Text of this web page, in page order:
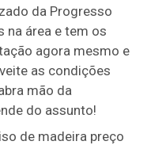
da Progresso
na área e tem os
agora mesmo e
as condições
mão da
do assunto!
de madeira preço